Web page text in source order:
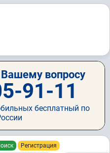
Вашему вопросу
91-11
бесплатный по
Регистрация